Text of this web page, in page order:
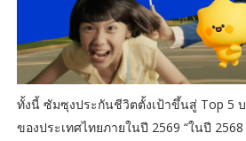
ทั้งนี้ ซัมซุงประกันชีวิตตั้งเป้าขึ้นสู่ Top 5
ของประเทศไทยภายในปี 2569 “ในปี